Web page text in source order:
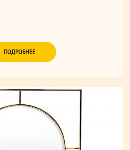
ПОДРОБНЕЕ